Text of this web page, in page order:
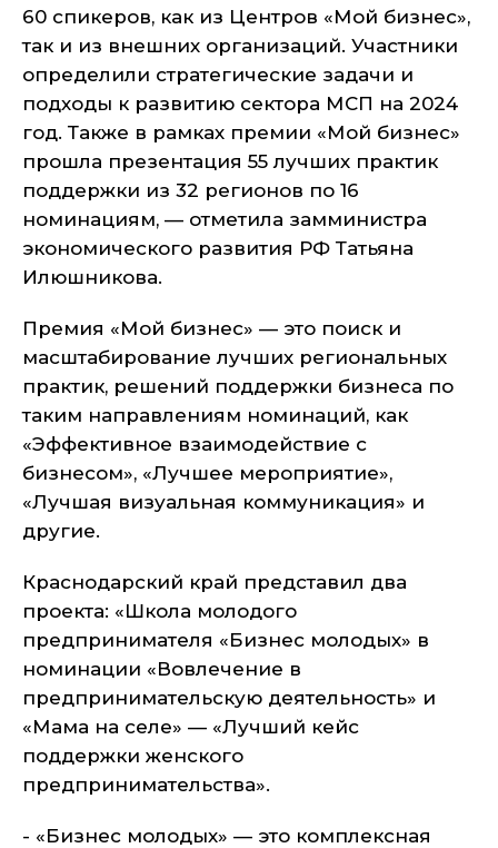
60 спикеров, как из Центров «Мой бизнес»,
так и из внешних организаций. Участники
определили стратегические задачи и
подходы к развитию сектора МСП на 2024
год. Также в рамках премии «Мой бизнес»
прошла презентация 55 лучших практик
поддержки из 32 регионов по 16
номинациям, — отметила замминистра
экономического развития РФ Татьяна
Илюшникова.
Премия «Мой бизнес» — это поиск и
масштабирование лучших региональных
практик, решений поддержки бизнеса по
таким направлениям номинаций, как
«Эффективное взаимодействие с
бизнесом», «Лучшее мероприятие»,
«Лучшая визуальная коммуникация» и
другие.
Краснодарский край представил два
проекта: «Школа молодого
предпринимателя «Бизнес молодых» в
номинации «Вовлечение в
предпринимательскую деятельность» и
«Мама на селе» — «Лучший кейс
поддержки женского
предпринимательства».
- «Бизнес молодых» — это комплексная